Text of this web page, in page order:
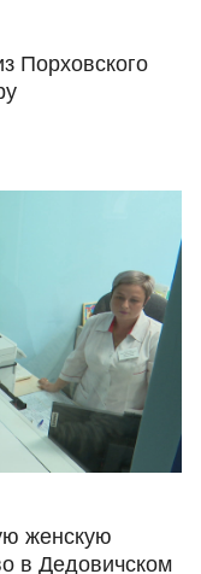
Порховского
женскую
в Дедовичском